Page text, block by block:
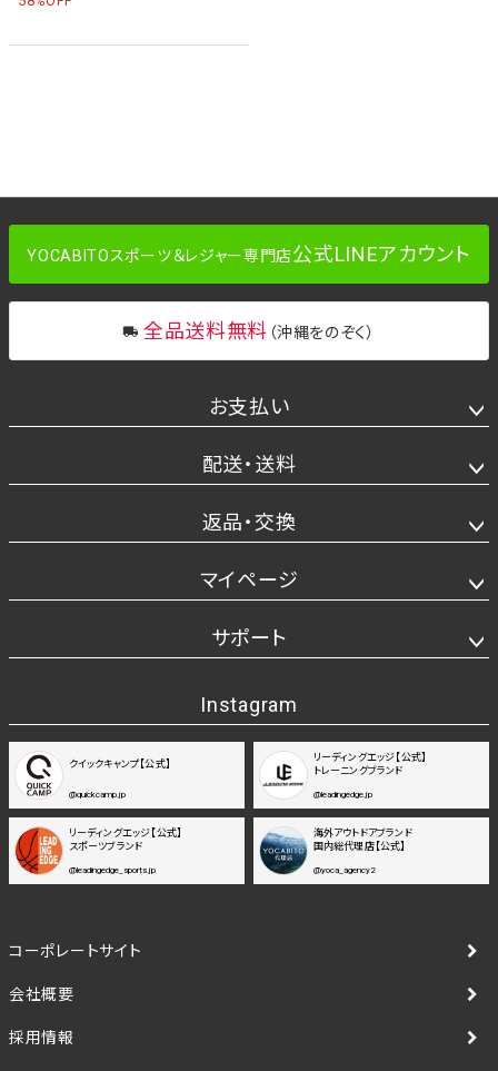
YOCABITOスポーツ＆レジャー専門店公式LINEアカウント
全品送料無料 （沖縄をのぞく）
お支払い
配送・送料
返品・交換
マイページ
サポート
Instagram
クイックキャンプ【公式】
@quickcamp.jp
リーディングエッジ【公式】
トレーニングブランド
@leadingedge.jp
リーディングエッジ【公式】
スポーツブランド
@leadingedge_sports.jp
海外アウトドアブランド
国内総代理店【公式】
@yoca_agency2
コーポレートサイト
会社概要
採用情報